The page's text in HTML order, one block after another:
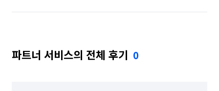
파트너 서비스의 전체 후기 0